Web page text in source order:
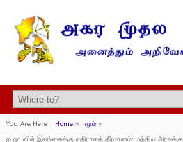
You Are Here : Home» ஈழம்»
ஐ.நா.வில் இலங்கைக்கு எதிராகத் தீர்மானம்: மத்திய